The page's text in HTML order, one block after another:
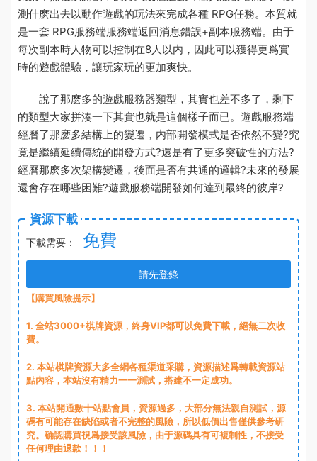
測什麽出去以動作遊戲的玩法來完成各種 RPG任務。本質就
是一套 RPG服務端服務端返回消息錯誤+副本服務端。由于
每次副本時人物可以控制在8人以内，因此可以獲得更爲實
時的遊戲體驗，讓玩家玩的更加爽快。
說了那麽多的遊戲服務器類型，其實也差不多了，剩下
的類型大家拼湊一下其實也就是這個樣子而已。遊戲服務端
經曆了那麽多結構上的變遷，内部開發模式是否依然不變?究
竟是繼續延續傳統的開發方式?還是有了更多突破性的方法?
經曆那麽多次架構變遷，後面是否有共通的邏輯?未來的發展
還會存在哪些困難?遊戲服務端開發如何達到最終的彼岸?
資源下載
下載需要： 免費
請先登錄
【購買風險提示】
1. 全站3000+棋牌資源，終身VIP都可以免費下載，絕無二次收
費。
2. 本站棋牌資源大多全網各種渠道采購，資源描述爲轉載資源站
點内容，本站沒有精力一一測試，搭建不一定成功。
3. 本站開通數十站點會員，資源過多，大部分無法親自測試，源
碼有可能存在缺陷或者不完整的風險，所以低價出售僅供參考研
究。确認購買視爲接受該風險，由于源碼具有可複制性，不接受
任何理由退款！！！